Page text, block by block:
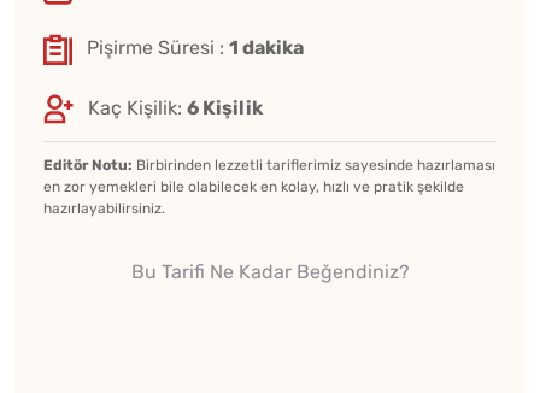
Pişirme Süresi : 1 dakika
Kaç Kişilik: 6 Kişilik
Editör Notu: Birbirinden lezzetli tariflerimiz sayesinde hazırlaması
en zor yemekleri bile olabilecek en kolay, hızlı ve pratik şekilde
hazırlayabilirsiniz.
Bu Tarifi Ne Kadar Beğendiniz?